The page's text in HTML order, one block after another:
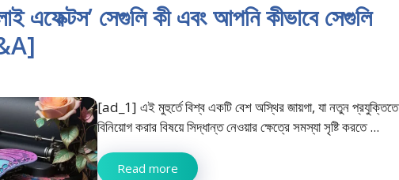
এফেক্টস’ সেগুলি কী এবং আপনি কীভাবে সেগুলি
[ad_1] এই মুহুর্তে বিশ্ব একটি বেশ অস্থির জায়গা, যা নতুন প্রযুক্তিতে
বিনিয়োগ করার বিষয়ে সিদ্ধান্ত নেওয়ার ক্ষেত্রে সমস্যা সৃষ্টি করতে ...
Read more